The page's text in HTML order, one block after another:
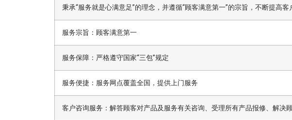
秉承“服务就是心满意足”的理念，并遵循“顾客满意第一”的宗旨，不断提高
服务宗旨：顾客满意第一
服务保障：严格遵守国家“三包”规定
服务便捷：服务网点覆盖全国，提供上门服务
客户咨询服务：解答顾客对产品及服务有关咨询、受理所有产品报修、解决